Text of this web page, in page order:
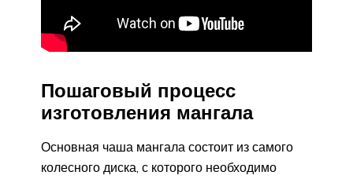
Пошаговый процесс
изготовления мангала
Основная чаша мангала состоит из самого
колесного диска, с которого необходимо